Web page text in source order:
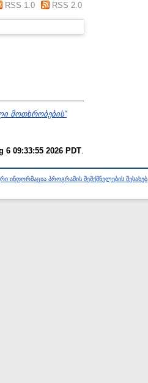
RSS 1.0 RSS 2.0
მოთხრობების“
6 09:33:55 2026 PDT
ინფორმაცია პროგრამის შემქმნელების შესახებ